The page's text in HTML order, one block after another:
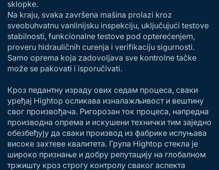
sklopke.
Na kraju, svaka završena mašina prolazi kroz
sveobuhvatnu vanlinijsku inspekciju, uključujući testove
stabilnosti, funkcionalne testove pod opterećenjem,
proveru hidrauličnih curenja i verifikaciju sigurnosti.
Samo oprema koja zadovoljava sve kontrolne tačke
može se pakovati i isporučivati.
Кроз педантну израду ових седам процеса, сваки
уређај Hightop осликава изналажљивост и вештину
свог произвођача. Ригорозан ток процеса, напредна
производна опрема и искушени технички тим заједно
обезбеђују да сваки производ из фабрике испуњава
високе захтеве квалитета. Група Hightop стекла је
широко признање и добру репутацију на глобалном
тржишту кроз строгу контролу сваког аспекта